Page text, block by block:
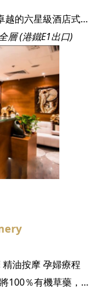
集養身美容於一身，以其優質、可靠及卓越的六星級酒店式服務見稱，每位Miris Spa美療師運用專業的按摩手法，讓無數尊貴顧客身心壓力得以釋放，位置尖沙咀、銅鑼灣、旺角及荃灣的岩石按摩專門店以現代舒適的設計為主題，房間內備有獨立按摩床，配上柔和燈光予人全面放鬆的環境，讓顧客可盡情享受按摩帶來的舒緩感覺，使身心靈達到完美平衡！ Miris Spa一直堅守以天然不具侵害性的自然療法，務求為顧客締造出「由內而外」健康的自然美肌效果。
層 (港鐵E1出口)
精油按摩孕婦療程
SOVOS是一個專業的香薰品牌，致力於將100％有機草藥，個性化診斷和療法整合到您的日常整體生活方式中。在熱情洋溢的國際合格芳香療法師社區的支持下，SOVOS遵循嚴格的自然藥劑師的要求，選擇最優質的治療級植物物種。每種產品都生長在全球30多個國家/地區最有利的土壤上，因此在每種產品配方中，我們基本上都使用最好的成分。我們利用純植物植物，花朵和種子的至關重要的本質來振興您的身體心靈，幫助您消除毒素，刺激血液循環並為整體健康恢復肌膚。 通過採取以症狀為重點的方法來促進臨床芳香療法的使命，使我們完全重塑了生產和銷售優質水療產品的傳統方式。我們所有的產品都是小批量負責任地製作，以保留有機成分的新鮮度和重要的治療精髓。 我們努力將古老的植物學智慧與現代科學相結合，並通過研討會，多媒體活動和出版物的形式提供有關精油和植物油在治療，生態，經濟和精神方面的益處的教育。我們這樣做是為了您和家人以及寵物的健康！